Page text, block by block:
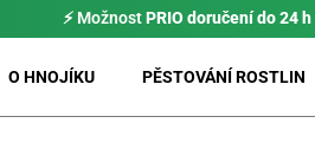
⚡ MožnostPRIO doručení do 24 h
O HNOJÍKU PĚSTOVÁNÍ ROSTLIN